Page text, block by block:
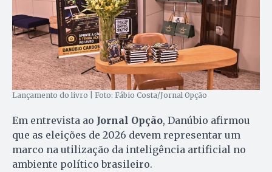
Lançamento do livro | Foto: Fábio Costa/Jornal Opção
Em entrevista ao Jornal Opção, Danúbio afirmou
que as eleições de 2026 devem representar um
marco na utilização da inteligência artificial no
ambiente político brasileiro.